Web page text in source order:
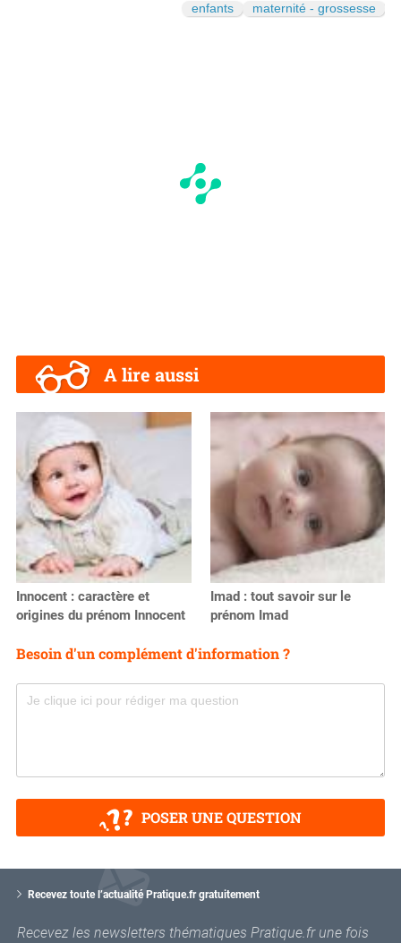
enfants
maternité - grossesse
A lire aussi
Innocent : caractère et
origines du prénom Innocent
Imad : tout savoir sur le
prénom Imad
Besoin d'un complément d'information ?
POSER UNE QUESTION
Recevez toute l’actualité Pratique.fr gratuitement
Recevez les newsletters thématiques Pratique.fr une fois
o
r